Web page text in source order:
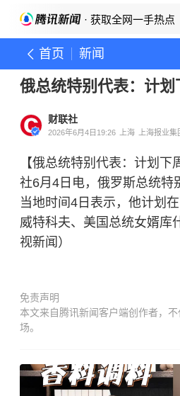
· 获取全网一手热点
首页 新闻
俄总统特别代表：计
财联社
2026年6月4日19:26 上海
上海报业
【俄总统特别代表：计划
社6月4日电，俄罗斯总统特
当地时间4日表示，他计划
威特科夫、美国总统女婿库
视新闻）
免责声明
本文来自腾讯新闻客户端创作者，
场。